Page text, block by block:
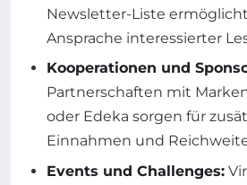
Newsletter-Liste
Ansprache interessierter
Kooperationen und
Partnerschaften mit
oder Edeka sorgen für
Einnahmen und
Events und Challenges: